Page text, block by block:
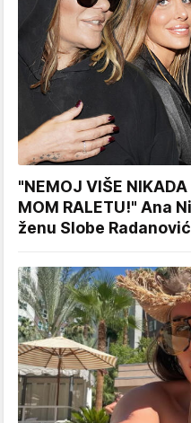
"NEMOJ VIŠE
MOM RALETU!" Ana
ženu Slobe